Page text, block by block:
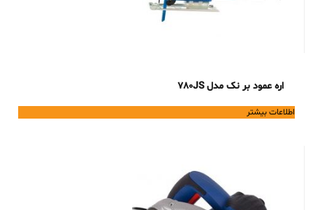
اره عمود بر نک مدل 780JS
اطلاعات بیشتر